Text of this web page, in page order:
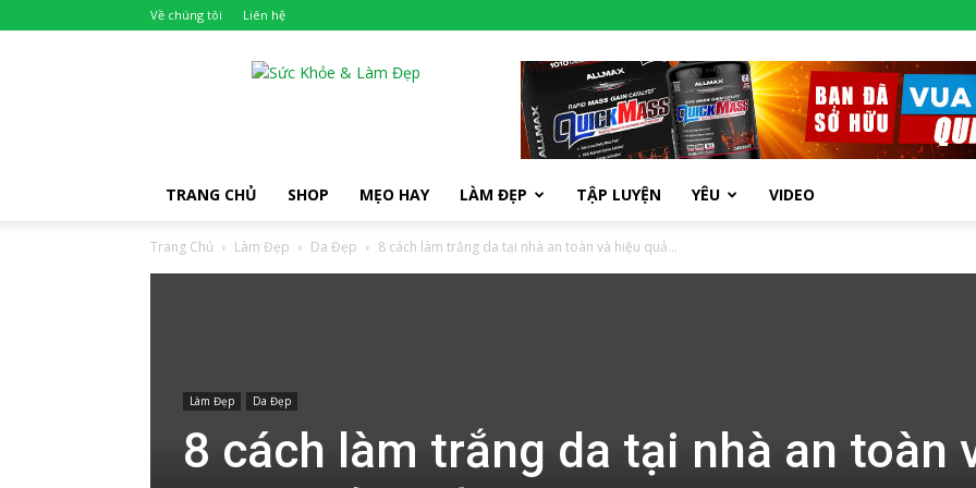
Về chúng tôi Liên hệ
TRANG CHỦ SHOP MẸO HAY LÀM ĐẸP TẬP LUYỆN YÊU VIDEO
Trang Chủ Làm Đẹp Da Đẹp 8 cách làm trắng da tại nhà an toàn và hiệu quả...
Làm Đẹp Da Đẹp
8 cách làm trắng da tại nhà an toàn